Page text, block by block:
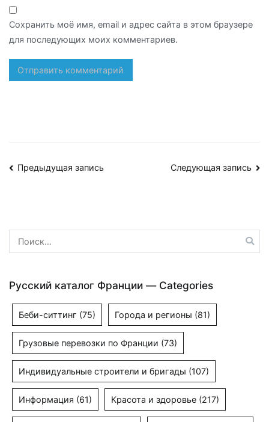
Сохранить моё имя, email и адрес сайта в этом браузере
для последующих моих комментариев.
Навигация
Предыдущая запись Следующая запись
Найти:
Русский каталог Франции — Categories
Беби-ситтинг (75) Города и регионы (81)
Грузовые перевозки по Франции (73)
Индивидуальные строители и бригады (107)
Информация (61) Красота и здоровье (217)